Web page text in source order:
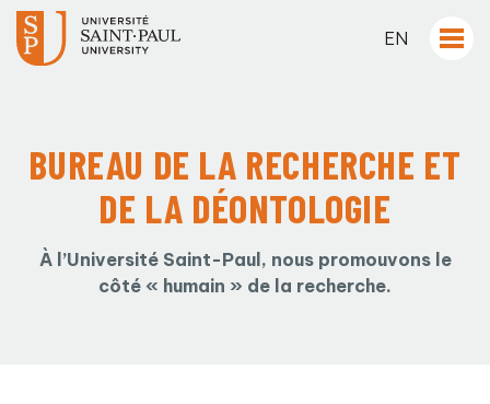
EN
BUREAU DE LA RECHERCHE ET
DE LA DÉONTOLOGIE
À l’Université Saint-Paul, nous promouvons le
côté « humain » de la recherche.